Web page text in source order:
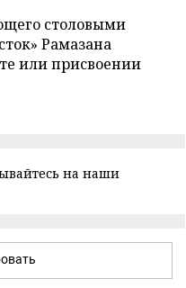
столовыми
Рамазана
или присвоении
на наши